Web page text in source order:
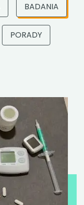
BADANIA
PORADY